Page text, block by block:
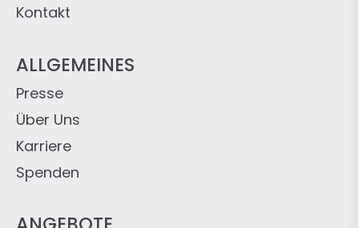
ALLGEMEINES
Spenden
Karriere
Über Uns
Presse
Kontakt